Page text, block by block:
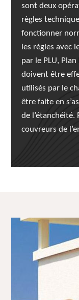
sont deux
règles
fonctionner
les règles avec
par le PLU,
doivent être
utilisés par le
être faite en
de
couvreurs de